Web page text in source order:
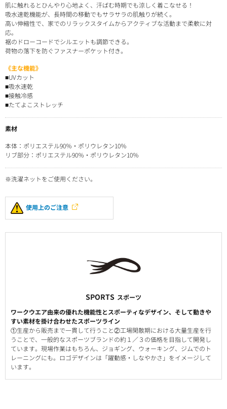
肌に触れるとひんやり心地よく、汗ばむ時期でも涼しく着こなせる！
吸水速乾機能が、長時間の移動でもサラサラの肌触りが続く。
高い伸縮性で、家でのリラックスタイムからアクティブな活動まで柔軟に対
応。
裾のドローコードでシルエットも調節できる。
荷物の落下を防ぐファスナーポケット付き。
《主な機能》
■UVカット
■吸水速乾
■接触冷感
■たてよこストレッチ
素材
本体：ポリエステル90％・ポリウレタン10％
リブ部分：ポリエステル90％・ポリウレタン10％
※洗濯ネットをご使用ください。
使用上のご注意
SPORTS スポーツ
ワークウエア由来の優れた機能性とスポーティなデザイン、そして動きや
すい素材を掛け合わせたスポーツライン
①生産から販売まで一貫して行うこと②工場閑散期における大量生産を行
うことで、一般的なスポーツブランドの約１／３の価格を目指して開発し
ています。現場作業はもちろん、ジョギング、ウォーキング、ジムでのト
レーニングにも。ロゴデザインは「躍動感・しなやかさ」をイメージして
います。